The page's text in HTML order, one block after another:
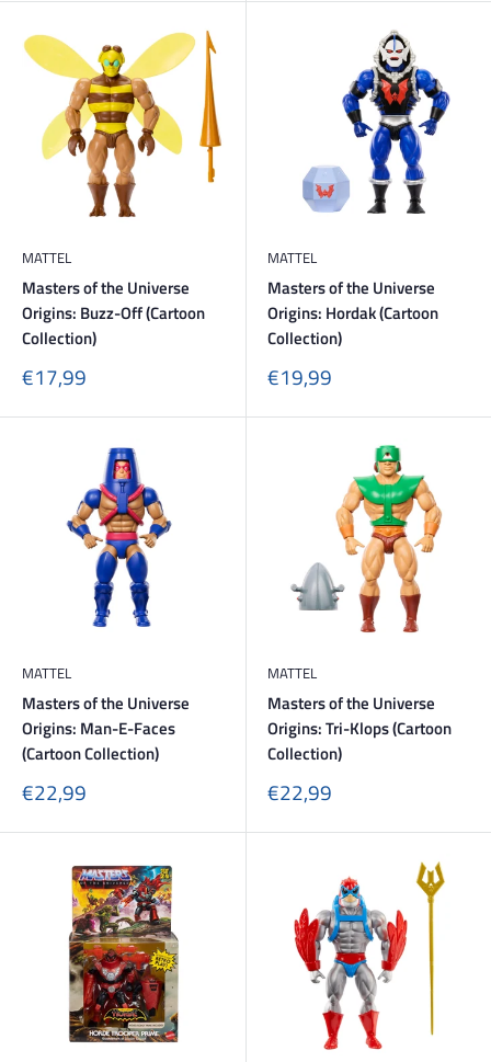
MATTEL
Masters of the Universe
Origins: Buzz-Off (Cartoon
Collection)
Sonderpreis
€17,99
MATTEL
Masters of the Universe
Origins: Hordak (Cartoon
Collection)
Sonderpreis
€19,99
MATTEL
Masters of the Universe
Origins: Man-E-Faces
(Cartoon Collection)
Sonderpreis
€22,99
MATTEL
Masters of the Universe
Origins: Tri-Klops (Cartoon
Collection)
Sonderpreis
€22,99